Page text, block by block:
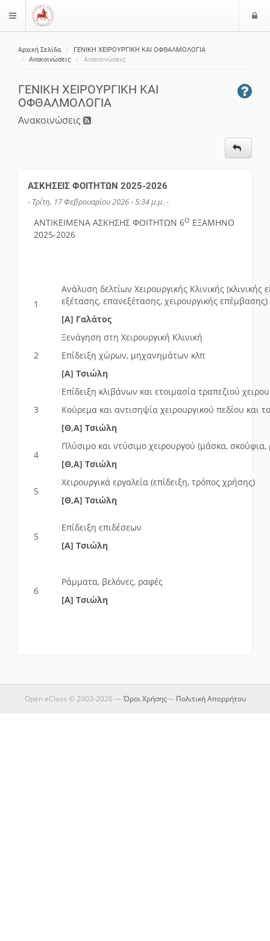
$langMenu
Αρχική Σελίδα
ΓΕΝΙΚΗ ΧΕΙΡΟΥΡΓΙΚΗ ΚΑΙ ΟΦΘΑΛΜΟΛΟΓΙΑ
Ανακοινώσεις
Ανακοινώσεις
ΓΕΝΙΚΗ ΧΕΙΡΟΥΡΓΙΚΗ ΚΑΙ
ΟΦΘΑΛΜΟΛΟΓΙΑ
Ανακοινώσεις
ΑΣΚΗΣΕΙΣ ΦΟΙΤΗΤΩΝ 2025-2026
- Τρίτη, 17 Φεβρουαρίου 2026 - 5:34 μ.μ. -
ΑΝΤΙΚΕΙΜΕΝΑ ΑΣΚΗΣΗΣ ΦΟΙΤΗΤΩΝ 6Ο ΕΞΑΜΗΝΟ
2025-2026
1
Ανάλυση δελτίων Χειρουργικής Κλινικής (κλινικής
εξέτασης, επανεξέτασης, χειρουργικής επέμβασης)
[Α] Γαλάτος
2
Ξενάγηση στη Χειρουργική Κλινική
Επίδειξη χώρων, μηχανημάτων κλπ
[Α] Τσιώλη
3
Επίδειξη κλιβάνων και ετοιμασία τραπεζιού
Κούρεμα και αντισηψία χειρουργικού πεδίου και
[Θ,Α] Τσιώλη
4
Πλύσιμο και ντύσιμο χειρουργού (μάσκα,
[Θ,Α] Τσιώλη
5
Χειρουργικά εργαλεία (επίδειξη, τρόπος χρήσης)
[Θ,Α] Τσιώλη
5
Επίδειξη επιδέσεων
[Α] Τσιώλη
6
Ράμματα, βελόνες, ραφές
[Α] Τσιώλη
Open eClass © 2003-2026 —Όροι Χρήσης— Πολιτική Απορρήτου